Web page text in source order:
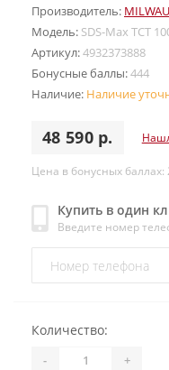
Производитель:
Модель: SDS-Max TCT
Артикул:4932373888
Бонусные баллы:444
Наличие: Наличие
48 590 р.
Цена в бонусных баллах:
Купить в один
Введите номер
Количество:
- +